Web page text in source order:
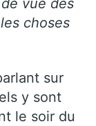
vue des
choses
sur
y sont
le soir du